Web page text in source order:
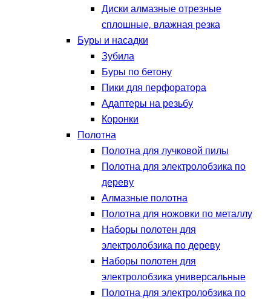
Диски алмазные отрезные
сплошные, влажная резка
Буры и насадки
Зубила
Буры по бетону
Пики для перфоратора
Адаптеры на резьбу
Коронки
Полотна
Полотна для лучковой пилы
Полотна для электролобзика по
дереву
Алмазные полотна
Полотна для ножовки по металлу
Наборы полотен для
электролобзика по дереву
Наборы полотен для
электролобзика универсальные
Полотна для электролобзика по